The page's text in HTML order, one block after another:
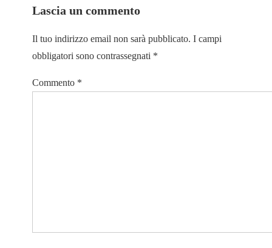
Lascia un commento
Il tuo indirizzo email non sarà pubblicato. I campi
obbligatori sono contrassegnati *
Commento *